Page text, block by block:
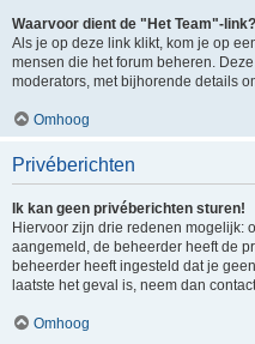
Waarvoor dient de "Het Team"-link?
Als je op deze link klikt, kom je op
mensen die het forum beheren.
moderators, met bijhorende details
Omhoog
Privéberichten
Ik kan geen privéberichten sturen!
Hiervoor zijn drie redenen mogelijk:
aangemeld, de beheerder heeft de
beheerder heeft ingesteld dat je
laatste het geval is, neem dan
Omhoog